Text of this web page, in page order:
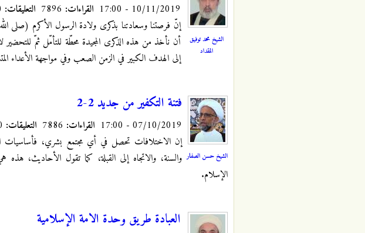
الشيخ محمد توفيق
المقداد
10/11/2019 - 17:00 القراءات: التعليقات:
إنّ فرصتنا وسعادتنا بذكرى ولادة الرسول الأكرم (صلى
أن نأخذ من هذه الذكرى المجيدة محطّة للتأمّل ثمّ
إلى الهدف الكبير في الزمن الصعب وفي مواجهة الأعداء
الشيخ حسن الصفار
فتنة التكفير من جديد 2-2
07/10/2019 - 17:00 القراءات: التعليقات:
إن الاختلافات تحصل في أي مجتمع بشري، فأساسيات
والسنة، والاتجاه إلى القبلة، كما تقول الأحاديث،
الإسلام.
العبادة طريق وحدة الامة الإسلامية